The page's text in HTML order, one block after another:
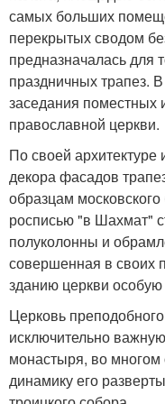
самых больших
перекрытых сводом
предназначалась для
праздничных трапез.
заседания поместных
православной церкви.
По своей архитектуре
декора фасадов
образцам
росписью "в Шахмат"
полуколонны и
совершенная в своих
зданию церкви особую
Церковь
исключительно
монастыря, во
динамику его